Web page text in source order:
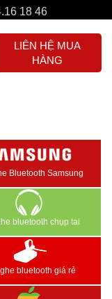
18 46
LIÊN HỆ MUA
HÀNG
Bluetooth Samsung
bluetooth chụp tai
bluetooth giá rẻ